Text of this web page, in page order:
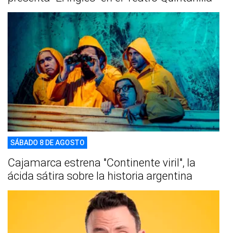
SÁBADO 8 DE AGOSTO
Cajamarca estrena "Continente viril", la
ácida sátira sobre la historia argentina